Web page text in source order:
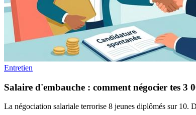
Entretien
Salaire d'embauche : comment négocier tes 3
La négociation salariale terrorise 8 jeunes diplômés sur 10.